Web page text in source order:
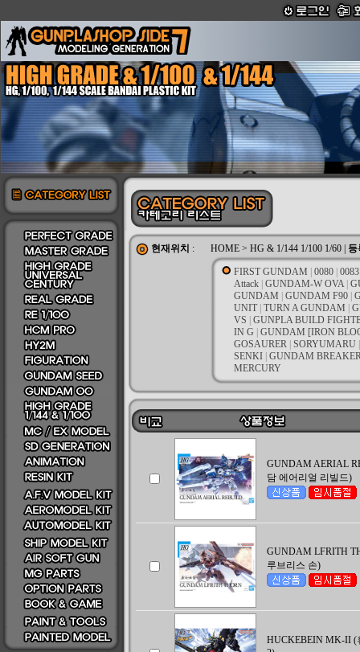
현재위치 : HOME > HG & 1/144 1/100 1/60 등
FIRST GUNDAM 0080
0083
Attack
GUNDAM-W OVA
GUNDAM
GUNDAM F90
UNIT
TURN A GUNDAM
VS
GUNPLA BUILD
IN G
GUNDAM [IRON
GOSAURER
SORYUMARU
SENKI
GUNDAM
MERCURY
GUNDAM AERIAL
담 에어리얼 리빌드)
GUNDAM LFRITH
루브리스 손)
HUCKEBEIN MK-II (